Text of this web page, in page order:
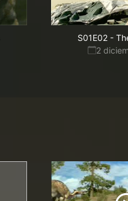
S01E02-
2